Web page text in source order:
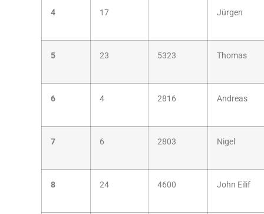
4 17 Jürgen
5 23 5323 Thomas
6 4 2816 Andreas
7 6 2803 Nigel
8 24 4600 John Eilif